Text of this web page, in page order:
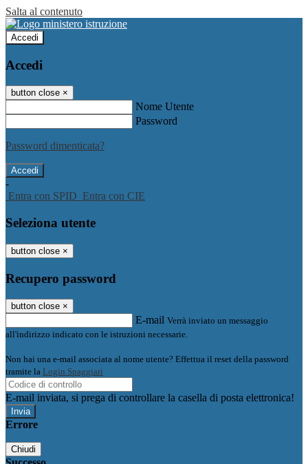
Salta al contenuto
Accedi
Accedi
button close ×
Nome Utente
Password
Password dimenticata?
-
Entra con SPID Entra con CIE
Seleziona utente
button close ×
Recupero password
button close ×
E-mail Verrà inviato un messaggio
all'indirizzo indicato con le istruzioni necessarie.
Non hai una e-mail associata al nome utente? Effettua il reset della password
tramite la Login Spaggiari
E-mail inviata, si prega di controllare la casella di posta elettronica!
Errore
Chiudi